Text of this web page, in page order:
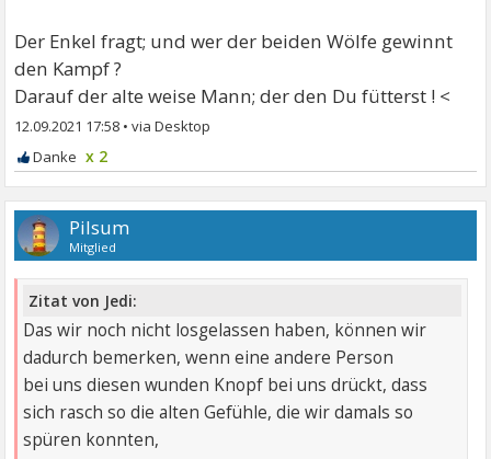
Der Enkel fragt; und wer der beiden Wölfe gewinnt
den Kampf ?
Darauf der alte weise Mann; der den Du fütterst ! <
12.09.2021 17:58 •
x 2
Pilsum
Mitglied
Zitat von Jedi:
Das wir noch nicht losgelassen haben, können wir
dadurch bemerken, wenn eine andere Person
bei uns diesen wunden Knopf bei uns drückt, dass
sich rasch so die alten Gefühle, die wir damals so
spüren konnten,